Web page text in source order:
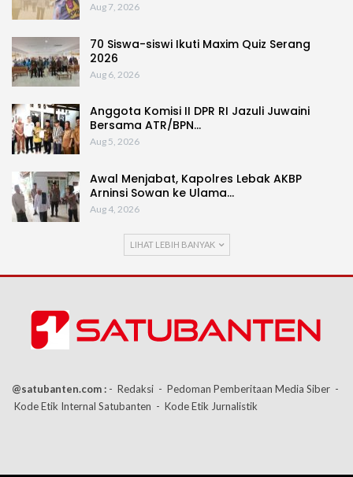
Aug 7, 2026
70 Siswa-siswi Ikuti Maxim Quiz Serang
2026
Aug 6, 2026
Anggota Komisi II DPR RI Jazuli Juwaini
Bersama ATR/BPN…
Aug 5, 2026
Awal Menjabat, Kapolres Lebak AKBP
Arninsi Sowan ke Ulama…
Aug 4, 2026
LIHAT LEBIH BANYAK
@satubanten.com : - Redaksi - Pedoman Pemberitaan Media Siber -
Kode Etik Internal Satubanten - Kode Etik Jurnalistik